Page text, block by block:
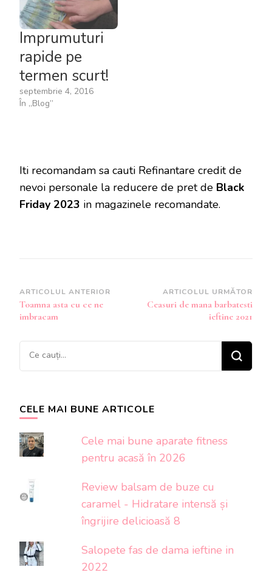
Imprumuturi
rapide pe
termen scurt!
septembrie 4, 2016
În „Blog”
Iti recomandam sa cauti Refinantare credit de
nevoi personale la reducere de pret de Black
Friday 2023 in magazinele recomandate.
Navigare
în
ARTICOLUL ANTERIOR
Toamna asta cu ce ne
imbracam
ARTICOLUL URMĂTOR
Ceasuri de mana barbatesti
ieftine 2021
Cauți
ceva?
CELE MAI BUNE ARTICOLE
Cele mai bune aparate fitness
pentru acasă în 2026
Review balsam de buze cu
caramel - Hidratare intensă și
îngrijire delicioasă 8
Salopete fas de dama ieftine in
2022